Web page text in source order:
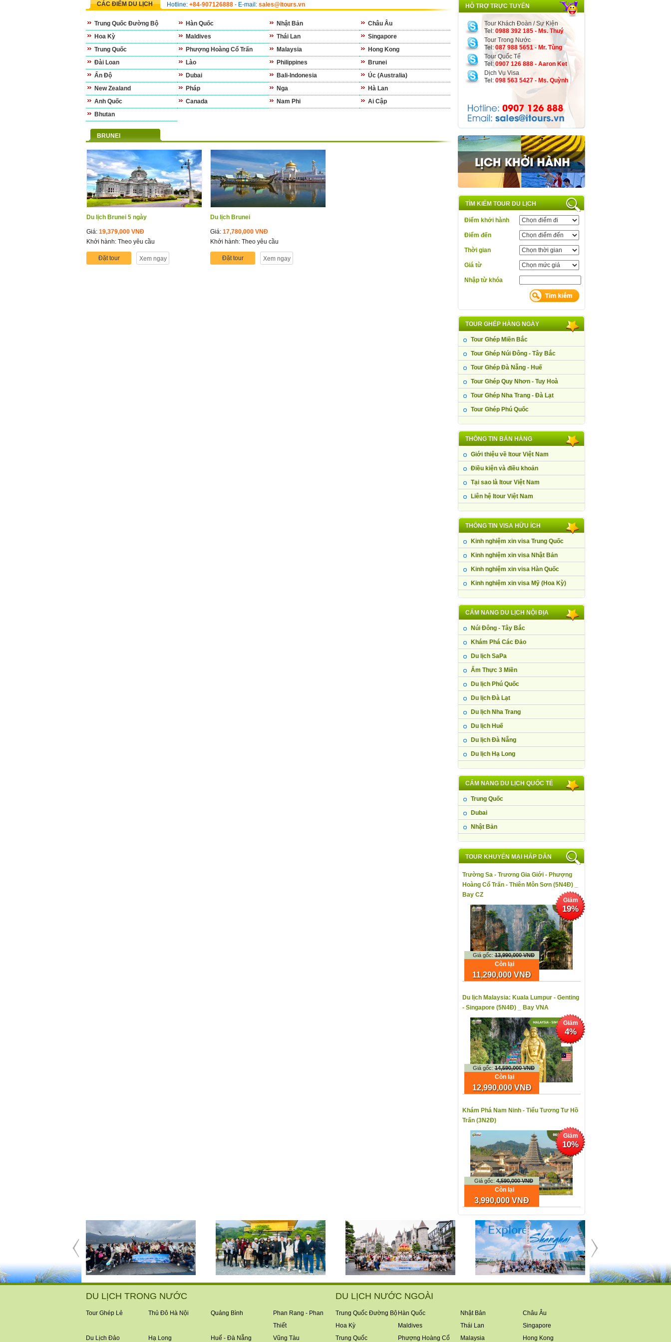
HỖ TRỢ TRỰC TUYẾN
Tour Khách Đoàn / Sự Kiện
Tel: 0988 392 185 - Ms. Thuý
Tour Trong Nước
Tel: 087 988 5651 - Mr. Tùng
Tour Quốc Tế
Tel:0907 126 888 - Aaron Ket
Dịch Vụ Visa
Tel: 098 563 5427 - Ms. Quỳnh
TÌM KIẾM TOUR DU LỊCH
Điểm khởi hành
Điểm đến
Thời gian
Giá từ
Nhập từ khóa
TOUR GHÉP HÀNG NGÀY
Tour Ghép Miền Bắc
Tour Ghép Núi Đông - Tây Bắc
Tour Ghép Đà Nẵng - Huế
Tour Ghép Quy Nhơn - Tuy Hoà
Tour Ghép Nha Trang - Đà Lạt
Tour Ghép Phú Quốc
THÔNG TIN BÁN HÀNG
Giới thiệu về Itour Việt Nam
Điều kiện và điều khoản
Tại sao là Itour Việt Nam
Liên hệ Itour Việt Nam
THÔNG TIN VISA HỮU ÍCH
Kinh nghiệm xin visa Trung Quốc
Kinh nghiệm xin visa Nhật Bản
Kinh nghiệm xin visa Hàn Quốc
Kinh nghiệm xin visa Mỹ (Hoa Kỳ)
CẨM NANG DU LỊCH NỘI ĐỊA
Núi Đông - Tây Bắc
Khám Phá Các Đảo
Du lịch SaPa
Ẩm Thực 3 Miền
Du lịch Phú Quốc
Du lịch Đà Lạt
Du lịch Nha Trang
Du lịch Huế
Du lịch Đà Nẵng
Du lịch Hạ Long
CẨM NANG DU LỊCH QUỐC TẾ
Trung Quốc
Dubai
Nhật Bản
TOUR KHUYẾN MẠI HẤP DẪN
Trường Sa - Trương Gia Giới - Phượng
Hoàng Cổ Trấn - Thiên Môn Sơn (5N4Đ) _
Bay CZ
Giá gốc:13,990,000 VNĐ
Còn lại
11,290,000 VNĐ
Giảm
19%
Du lịch Malaysia: Kuala Lumpur - Genting
- Singapore (5N4Đ) _ Bay VNA
Giá gốc:14,590,000 VNĐ
Còn lại
12,990,000 VNĐ
Giảm
4%
Khám Phá Nam Ninh - Tiểu Tương Tư Hồ
Trấn (3N2Đ)
Giá gốc:4,590,000 VNĐ
Còn lại
3,990,000 VNĐ
Giảm
10%
CÁC ĐIỂM DU LỊCH Hotline: +84-907126888 - E-mail: sales@itours.vn
Trung Quốc Đường Bộ Hàn Quốc Nhật Bản
Châu Âu
Hoa Kỳ
Maldives Thái Lan
Singapore
Trung Quốc
Phượng Hoàng Cổ Trấn Malaysia
Hong Kong
Đài Loan
Lào Philippines
Brunei
Ấn Độ
Dubai Bali-Indonesia
Úc (Australia)
New Zealand
Pháp Nga
Hà Lan
Anh Quốc
Canada Nam Phi
Ai Cập
Bhutan
BRUNEI
Du lịch Brunei 5 ngày
Giá: 19,379,000 VNĐ
Khởi hành: Theo yêu cầu
Đặt tour Xem ngay
Du lịch Brunei
Giá: 17,780,000 VNĐ
Khởi hành: Theo yêu cầu
Đặt tour Xem ngay
DU LỊCH TRONG NƯỚC
Tour Ghép Lẻ Thủ Đô Hà Nội Quảng Bình
Phan Rang - Phan
Thiết
Du Lịch Đảo
Hạ Long Huế - Đà Nẵng Vũng Tàu
DU LỊCH NƯỚC NGOÀI
Trung Quốc Đường Bộ Hàn Quốc Nhật Bản
Châu Âu
Hoa Kỳ
Maldives Thái Lan
Singapore
Trung Quốc
Phượng Hoàng Cổ Malaysia Hong Kong